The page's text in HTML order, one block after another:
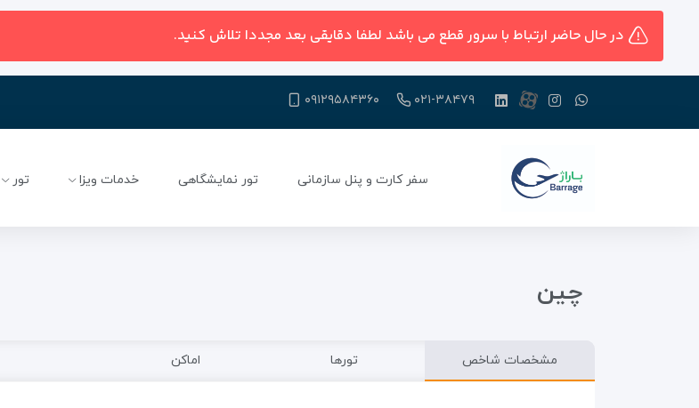
در حال حاضر ارتباط با سرور قطع می باشد لطفا دقایقی بعد مجددا تلاش کنید.
۰۲۱-۳۸۴۷۹ ۰۹۱۲۹۵۸۴۳۶۰
سفر کارت و پنل سازمانی تور نمایشگاهی خدمات ویزا تور
چین
مشخصات شاخص تورها اماکن